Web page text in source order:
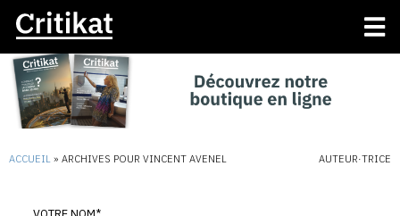
ACCUEIL » ARCHIVES POUR VINCENT AVENEL AUTEUR·TRICE